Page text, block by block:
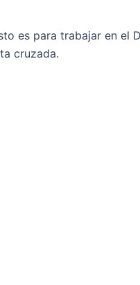
es para trabajar en el
cruzada.